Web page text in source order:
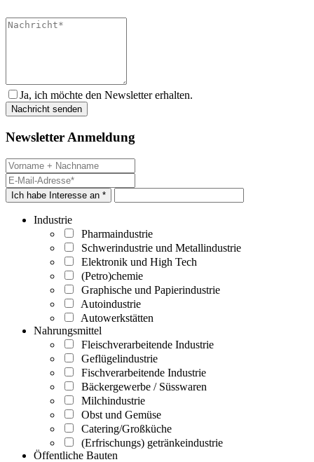
Ja, ich möchte den Newsletter erhalten.
Newsletter Anmeldung
Ich habe Interesse an *
Industrie
Pharmaindustrie
Schwerindustrie und Metallindustrie
Elektronik und High Tech
(Petro)chemie
Graphische und Papierindustrie
Autoindustrie
Autowerkstätten
Nahrungsmittel
Fleischverarbeitende Industrie
Geflügelindustrie
Fischverarbeitende Industrie
Bäckergewerbe / Süsswaren
Milchindustrie
Obst und Gemüse
Catering/Großküche
(Erfrischungs) getränkeindustrie
Öffentliche Bauten